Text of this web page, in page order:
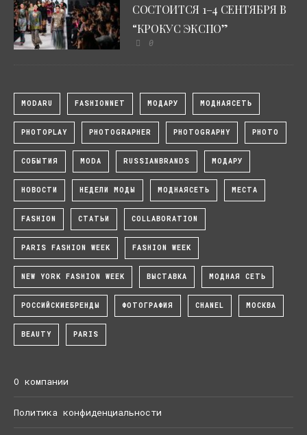
СОСТОИТСЯ 1–4 СЕНТЯБРЯ В
“КРОКУС ЭКСПО”
0
MODARU FASHIONNET МОДАРУ МОДНАЯСЕТЬ
PHOTOPLAY PHOTOGRAPHER PHOTOGRAPHY PHOTO
СОБЫТИЯ MODA RUSSIANBRANDS МОДАРУ
НОВОСТИ НЕДЕЛИ МОДЫ МОДНАЯСЕТЬ МЕСТА
FASHION СТАТЬИ COLLABORATION
PARIS FASHION WEEK FASHION WEEK
NEW YORK FASHION WEEK ВЫСТАВКА МОДНАЯ СЕТЬ
РОССИЙСКИЕБРЕНДЫ ФОТОГРАФИЯ CHANEL МОСКВА
BEAUTY PARIS
О компании
Политика конфиденциальности